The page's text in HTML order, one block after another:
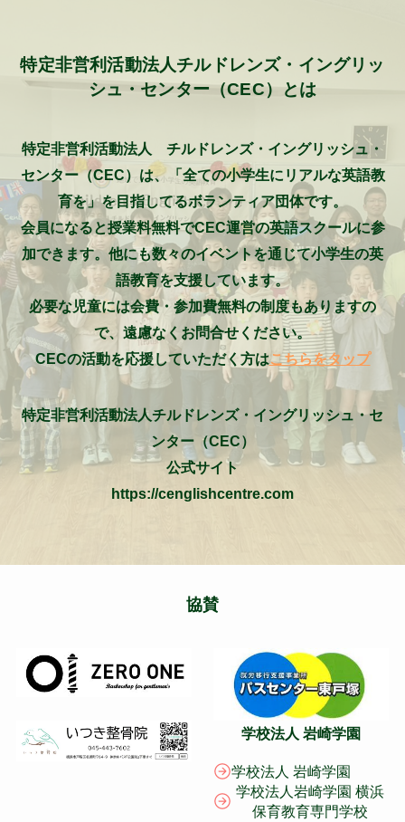
特定非営利活動法人チルドレンズ・イングリッ
シュ・センター（CEC）とは
特定非営利活動法人 チルドレンズ・イングリッシュ・
センター（CEC）は、「全ての小学生にリアルな英語教
育を」を目指してるボランティア団体です。
会員になると授業料無料でCEC運営の英語スクールに参
加できます。他にも数々のイベントを通じて小学生の英
語教育を支援しています。
必要な児童には会費・参加費無料の制度もありますの
で、遠慮なくお問合せください。
CECの活動を応援していただく方はこちらをタップ
特定非営利活動法人チルドレンズ・イングリッシュ・セ
ンター（CEC）
公式サイト
https://cenglishcentre.com
協賛
学校法人 岩崎学園
学校法人 岩崎学園
学校法人岩崎学園 横浜
保育教育専門学校